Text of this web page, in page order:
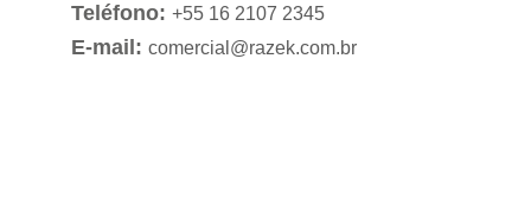
Teléfono: +55 16 2107 2345
E-mail: comercial@razek.com.br